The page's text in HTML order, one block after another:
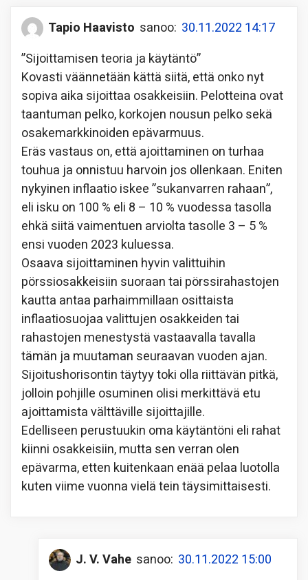
Tapio Haavisto sanoo: 30.11.2022 14:17
”Sijoittamisen teoria ja käytäntö”
Kovasti väännetään kättä siitä, että onko nyt
sopiva aika sijoittaa osakkeisiin. Pelotteina ovat
taantuman pelko, korkojen nousun pelko sekä
osakemarkkinoiden epävarmuus.
Eräs vastaus on, että ajoittaminen on turhaa
touhua ja onnistuu harvoin jos ollenkaan. Eniten
nykyinen inflaatio iskee ”sukanvarren rahaan”,
eli isku on 100 % eli 8 – 10 % vuodessa tasolla
ehkä siitä vaimentuen arviolta tasolle 3 – 5 %
ensi vuoden 2023 kuluessa.
Osaava sijoittaminen hyvin valittuihin
pörssiosakkeisiin suoraan tai pörssirahastojen
kautta antaa parhaimmillaan osittaista
inflaatiosuojaa valittujen osakkeiden tai
rahastojen menestystä vastaavalla tavalla
tämän ja muutaman seuraavan vuoden ajan.
Sijoitushorisontin täytyy toki olla riittävän pitkä,
jolloin pohjille osuminen olisi merkittävä etu
ajoittamista välttäville sijoittajille.
Edelliseen perustuukin oma käytäntöni eli rahat
kiinni osakkeisiin, mutta sen verran olen
epävarma, etten kuitenkaan enää pelaa luotolla
kuten viime vuonna vielä tein täysimittaisesti.
J. V. Vahe sanoo: 30.11.2022 15:00